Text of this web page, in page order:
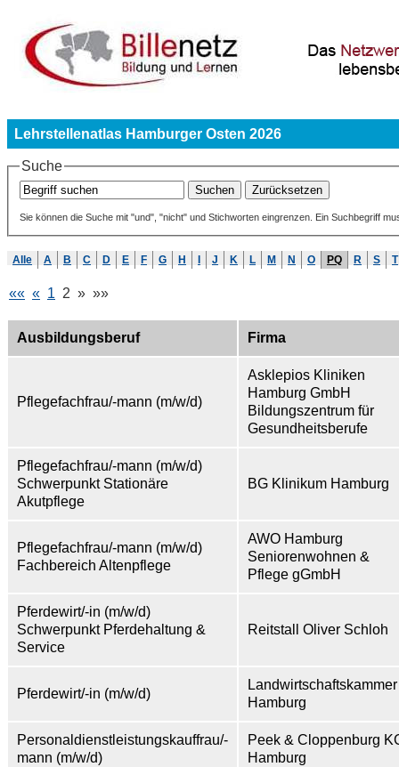
Lehrstellenatlas Hamburger Osten 2026
Suche
Sie können die Suche mit "und", "nicht" und Stichworten eingrenzen. Ein Suchbegriff
Alle A B C D E F G H J K L M N O PQ R S T
«« « 1 2 » »»
Ausbildungsberuf Firma
Pflegefachfrau/-mann (m/w/d)
Asklepios Kliniken
Hamburg GmbH
Bildungszentrum für
Gesundheitsberufe
Pflegefachfrau/-mann (m/w/d)
Schwerpunkt Stationäre
Akutpflege
BG Klinikum Hamburg
Pflegefachfrau/-mann (m/w/d)
Fachbereich Altenpflege
AWO Hamburg
Seniorenwohnen &
Pflege gGmbH
Pferdewirt/-in (m/w/d)
Schwerpunkt Pferdehaltung &
Service
Reitstall Oliver Schloh
Pferdewirt/-in (m/w/d)
Landwirtschaftskammer
Hamburg
Personaldienstleistungskauffrau/-
mann (m/w/d)
Peek & Cloppenburg
Hamburg